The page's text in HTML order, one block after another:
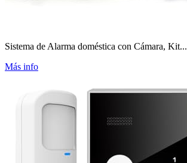
Sistema de Alarma doméstica con Cámara, Kit...
Más info